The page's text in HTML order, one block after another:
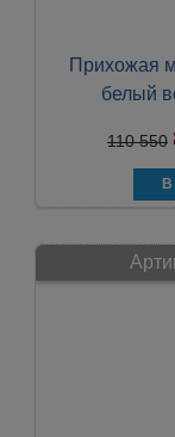
Прихожая
белый
110 550